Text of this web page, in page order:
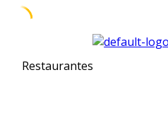
content
Restaurantes